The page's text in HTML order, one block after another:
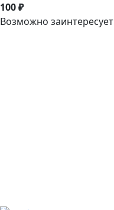
100 ₽
Возможно заинтересует